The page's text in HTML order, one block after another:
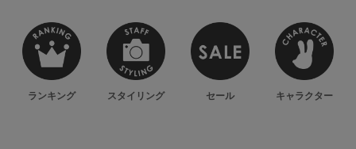
ランキング スタイリング セール キャラクター